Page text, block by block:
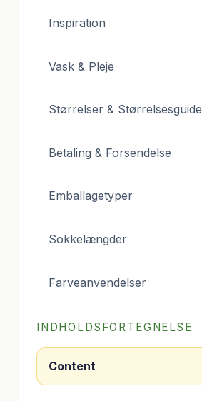
Inspiration
Vask & Pleje
Størrelser & Størrelsesguide
Betaling & Forsendelse
Emballagetyper
Sokkelængder
Farveanvendelser
INDHOLDSFORTEGNELSE
Content